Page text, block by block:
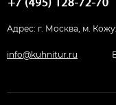
Адрес: г. Москва, м.
info@kuhnitur.ru